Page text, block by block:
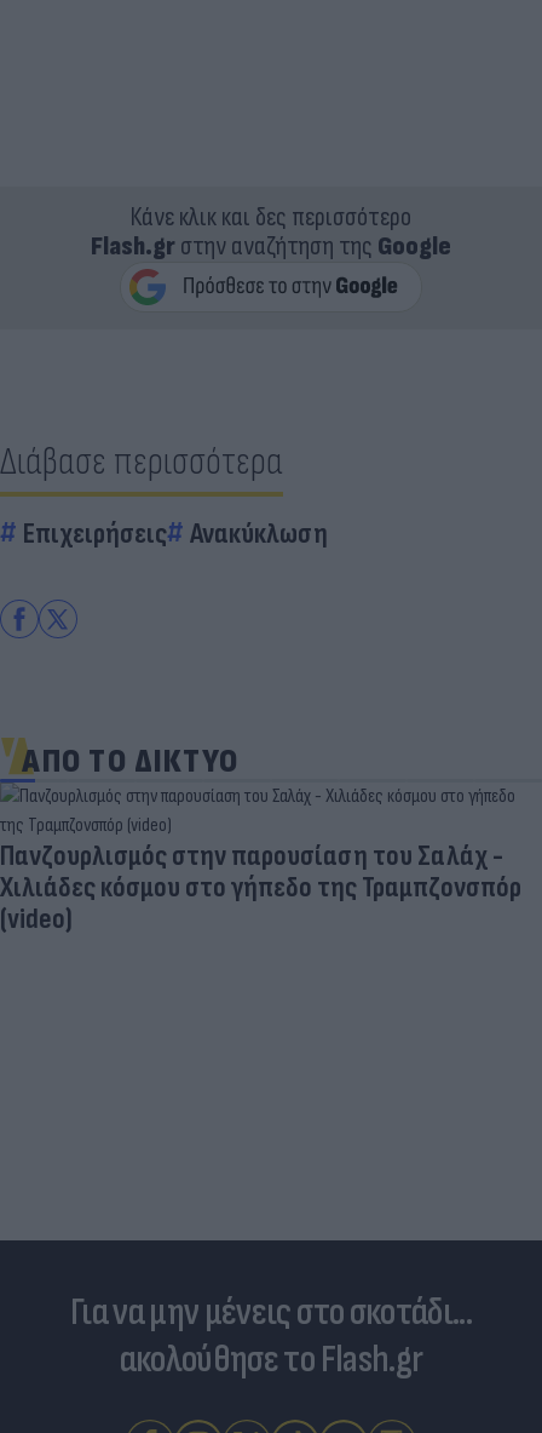
Κάνε κλικ και δες περισσότερο
Flash.grστην αναζήτηση της Google
Διάβασε περισσότερα
Επιχειρήσεις Ανακύκλωση
ΑΠΟ ΤΟ ΔΙΚΤΥΟ
Πανζουρλισμός στην παρουσίαση του Σαλάχ -
Χιλιάδες κόσμου στο γήπεδο της Τραμπζονσπόρ
(video)
Για να μην μένεις στο σκοτάδι...
ακολούθησε το Flash.gr